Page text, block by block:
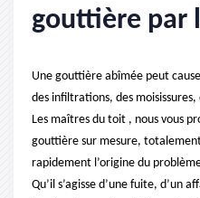
gouttière par
Une gouttière abîmée peut
des infiltrations, des
Les maîtres du toit , nous vous
gouttière sur mesure,
rapidement l’origine du
Qu’il s’agisse d’une fuite, d’un